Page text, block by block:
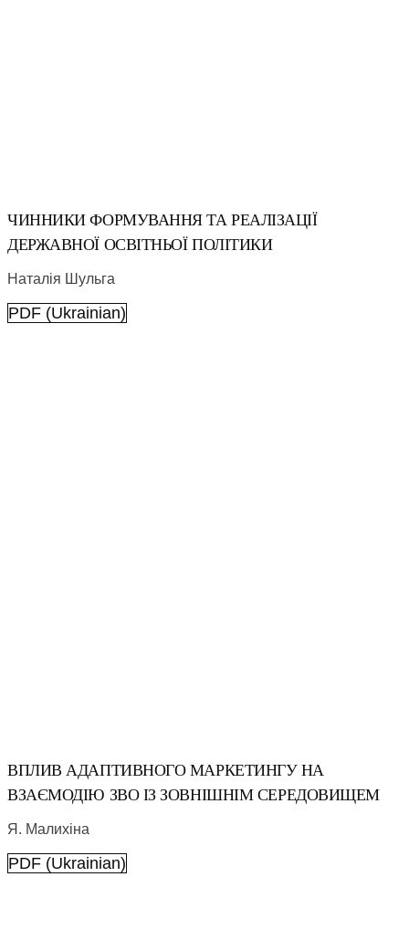
ЧИННИКИ ФОРМУВАННЯ ТА РЕАЛІЗАЦІЇ
ДЕРЖАВНОЇ ОСВІТНЬОЇ ПОЛІТИКИ
Наталія Шульга
PDF (Ukrainian)
ВПЛИВ АДАПТИВНОГО МАРКЕТИНГУ НА
ВЗАЄМОДІЮ ЗВО ІЗ ЗОВНІШНІМ СЕРЕДОВИЩЕМ
Я. Малихіна
PDF (Ukrainian)